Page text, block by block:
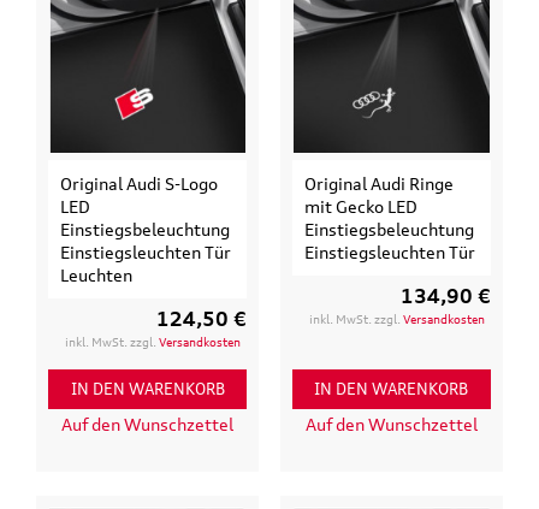
Original Audi S-Logo
LED
Einstiegsbeleuchtung
Einstiegsleuchten Tür
Leuchten
124,50 €
inkl. MwSt. zzgl.Versandkosten
IN DEN WARENKORB
Auf den Wunschzettel
Original Audi Ringe
mit Gecko LED
Einstiegsbeleuchtung
Einstiegsleuchten Tür
134,90 €
inkl. MwSt. zzgl. Versandkosten
IN DEN WARENKORB
Auf den Wunschzettel